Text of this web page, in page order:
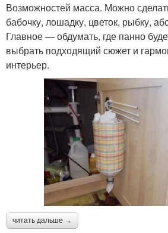
Возможностей масса. Можно
бабочку, лошадку, цветок, рыбку,
Главное — обдумать, где панно
выбрать подходящий сюжет и
интерьер.
читать дальше →